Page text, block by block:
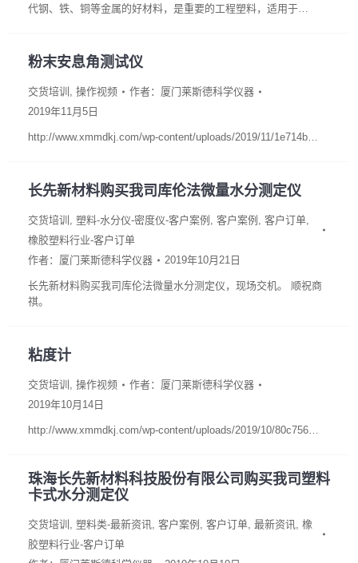
代钢、铁、铜等金属的好材料，是重要的工程塑料，适用于…
粉末安息角测试仪
交货培训 , 操作视频 作者： 厦门莱斯德科学仪器
2019年11月5日
http://www.xmmdkj.com/wp-content/uploads/2019/11/1e714b…
长先新材料购买我司库伦法微量水分测定仪
交货培训 , 塑料-水分仪-密度仪-客户案例 , 客户案例 , 客户订单,
橡胶塑料行业-客户订单
作者： 厦门莱斯德科学仪器 2019年10月21日
长先新材料购买我司库伦法微量水分测定仪，现场交机。 顺祝商
祺。
粘度计
交货培训 , 操作视频 作者： 厦门莱斯德科学仪器
2019年10月14日
http://www.xmmdkj.com/wp-content/uploads/2019/10/80c756…
珠海长先新材料科技股份有限公司购买我司塑料
卡式水分测定仪
交货培训 , 塑料类-最新资讯, 客户案例 , 客户订单, 最新资讯, 橡
胶塑料行业-客户订单